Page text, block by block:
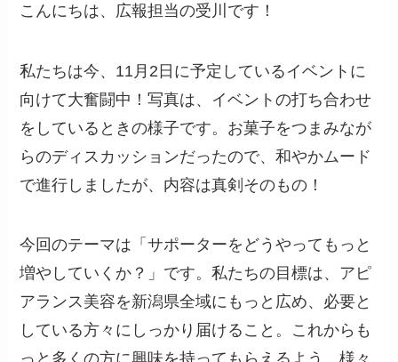
こんにちは、広報担当の受川です！
私たちは今、11月2日に予定しているイベントに
向けて大奮闘中！写真は、イベントの打ち合わせ
をしているときの様子です。お菓子をつまみなが
らのディスカッションだったので、和やかムード
で進行しましたが、内容は真剣そのもの！
今回のテーマは「サポーターをどうやってもっと
増やしていくか？」です。私たちの目標は、アピ
アランス美容を新潟県全域にもっと広め、必要と
している方々にしっかり届けること。これからも